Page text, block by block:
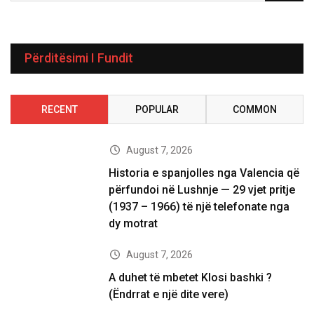
Përditësimi I Fundit
RECENT POPULAR COMMON
August 7, 2026
Historia e spanjolles nga Valencia që
përfundoi në Lushnje — 29 vjet pritje
(1937 – 1966) të një telefonate nga
dy motrat
August 7, 2026
A duhet të mbetet Klosi bashki ?
(Ëndrrat e një dite vere)